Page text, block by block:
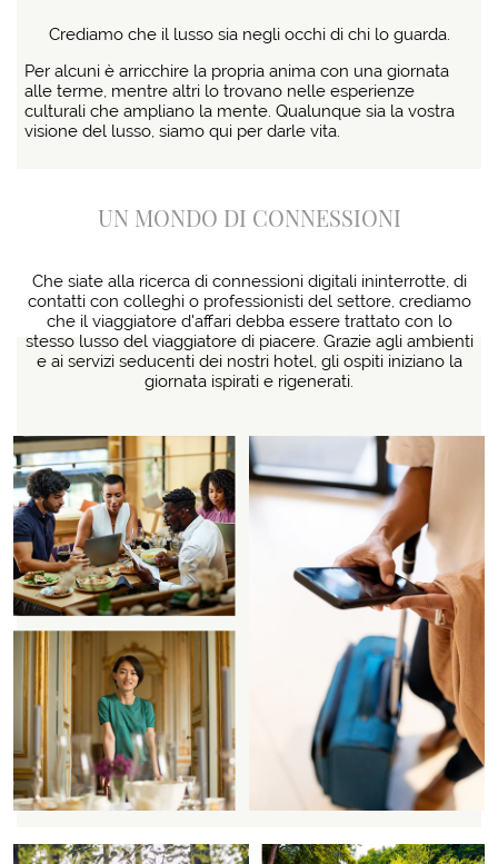
Crediamo che il lusso sia negli occhi di chi lo guarda.
Per alcuni è arricchire la propria anima con una giornata
alle terme, mentre altri lo trovano nelle esperienze
culturali che ampliano la mente. Qualunque sia la vostra
visione del lusso, siamo qui per darle vita.
UN MONDO DI CONNESSIONI
Che siate alla ricerca di connessioni digitali ininterrotte, di
contatti con colleghi o professionisti del settore, crediamo
che il viaggiatore d'affari debba essere trattato con lo
stesso lusso del viaggiatore di piacere. Grazie agli ambienti
e ai servizi seducenti dei nostri hotel, gli ospiti iniziano la
giornata ispirati e rigenerati.